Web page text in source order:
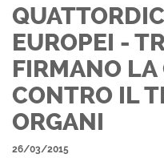
EUROPEI -
FIRMANO
CONTRO IL
ORGANI
26/03/2015